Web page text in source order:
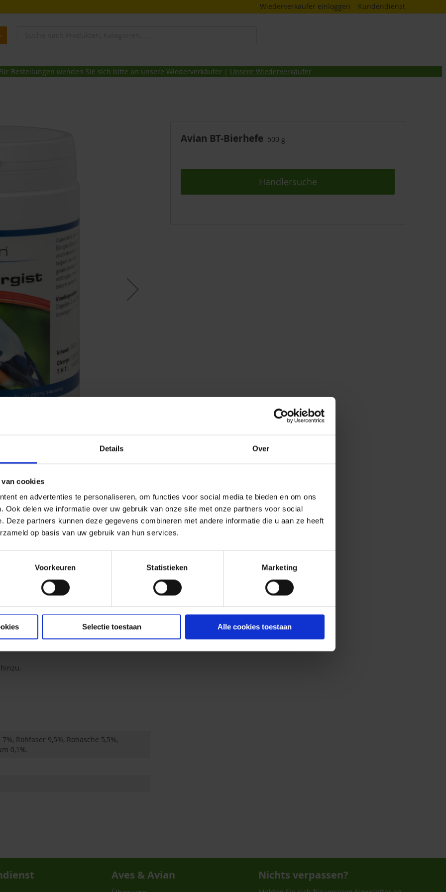
Details Over
cookies
en advertenties te personaliseren, om functies voor social media te bieden en om ons
Ook delen we informatie over uw gebruik van onze site met onze partners voor social
Deze partners kunnen deze gegevens combineren met andere informatie die u aan ze heeft
op basis van uw gebruik van hun services.
Voorkeuren Statistieken Marketing
Selectie toestaan Alle cookies toestaan
Wiederverkäufer einloggen Kundendienst
Bestellungen wenden Sie sich bitte an unsere Wiederverkäufer | Unsere Wiederverkäufer
Avian BT-Bierhefe 500 g
Händlersuche
BT-Bierhefe (Saccharomyces cereviciae)
geben, weil es die Darmpassage
und Stimulation der Produktion von
Rohfaser 9,5%, Rohasche 5,5%,
0,1%.
Aves & Avian Nichts verpassen?